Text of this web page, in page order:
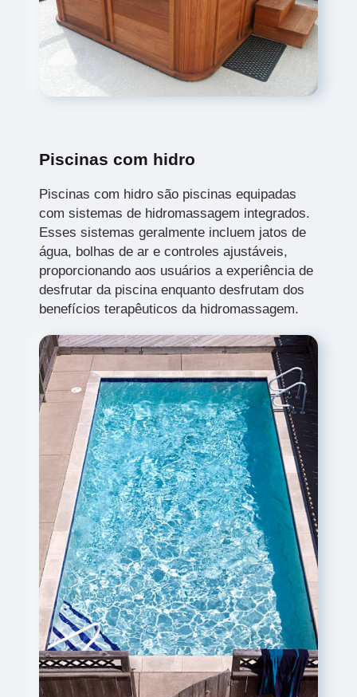
Piscinas com hidro
Piscinas com hidro são piscinas equipadas
com sistemas de hidromassagem integrados.
Esses sistemas geralmente incluem jatos de
água, bolhas de ar e controles ajustáveis,
proporcionando aos usuários a experiência de
desfrutar da piscina enquanto desfrutam dos
benefícios terapêuticos da hidromassagem.